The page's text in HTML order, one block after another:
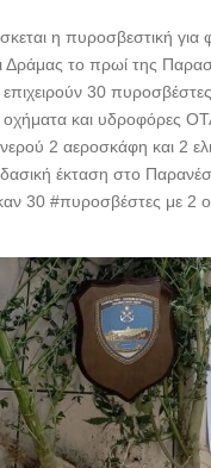
η πυροσβεστική
Δράμας το πρωί της
επιχειρούν 30
και υδροφόρες
2 αεροσκάφη και 2
έκταση στο
30 #πυροσβέστες με 2